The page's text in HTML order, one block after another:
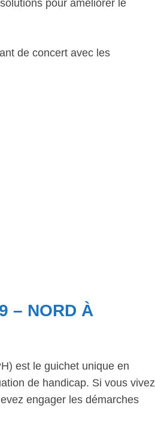
pour améliorer le
de concert avec les
– NORD À
est le guichet unique en
de handicap. Si vous vivez
engager les démarches